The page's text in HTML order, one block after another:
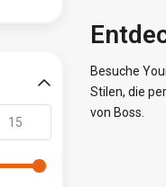
Besuche
Stilen, die
von Boss.